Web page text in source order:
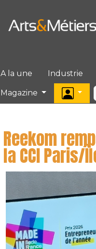
A la une Industrie
Magazine
Reekom
la CCI Paris/